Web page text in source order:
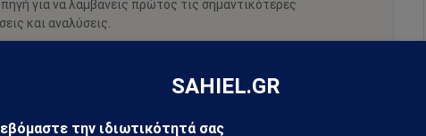
για να λαμβάνεις πρώτος τις σημαντικότερες
και αναλύσεις.